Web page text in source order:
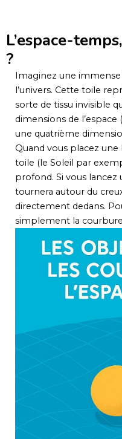
L’espace-
?
Imaginez une
l’univers. Cette toile
sorte de tissu invisible
dimensions de
une quatrième
Quand vous placez
toile (le Soleil par
profond. Si vous lancez
tournera autour du
directement dedans.
simplement la courbure